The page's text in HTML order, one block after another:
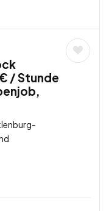
/ Stunde